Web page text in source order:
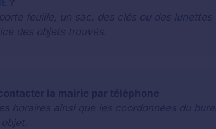
?
feuille, un sac, des clés ou des lunettes
des objets trouvés.